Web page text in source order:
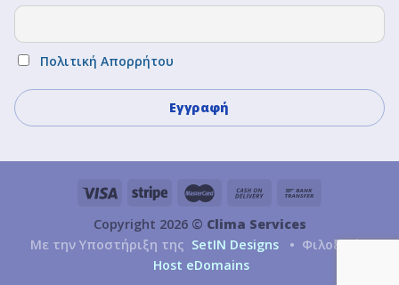
Πολιτική Απορρήτου
Copyright 2026 © Clima Services
Με την Υποστήριξη της SetIN Designs
• Φιλοξενία
Host eDomains